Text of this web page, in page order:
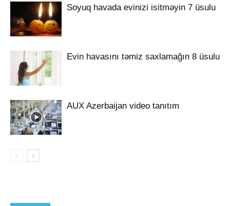
Soyuq havada evinizi isitməyin 7 üsulu
Evin havasını təmiz saxlamağın 8 üsulu
AUX Azerbaijan video tanıtım